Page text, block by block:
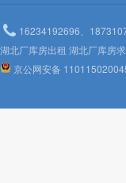
16234192696、
湖北厂库房出租 湖北厂库房
京公网安备